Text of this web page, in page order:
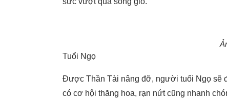
Tuổi Ngọ
Được Thần Tài nâng đỡ, người tuổi Ngọ sẽ
có cơ hội thăng hoa, rạn nứt cũng nhanh